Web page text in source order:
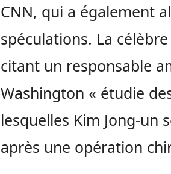
CNN, qui a également
spéculations. La
citant un responsable
Washington « étudie
lesquelles Kim Jong-un
après une opération